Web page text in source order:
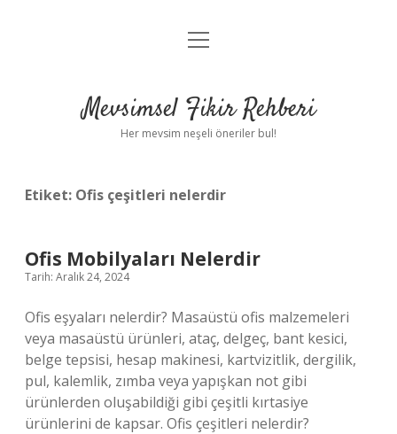
Anasayfa
Yasal Uyarı
menüyü
Mevsimsel Fikir Rehberi
Her mevsim neşeli öneriler bul!
Etiket: Ofis çeşitleri nelerdir
Ofis Mobilyaları Nelerdir
Tarih: Aralık 24, 2024
Ofis eşyaları nelerdir? Masaüstü ofis malzemeleri
veya masaüstü ürünleri, ataç, delgeç, bant kesici,
belge tepsisi, hesap makinesi, kartvizitlik, dergilik,
pul, kalemlik, zımba veya yapışkan not gibi
ürünlerden oluşabildiği gibi çeşitli kırtasiye
ürünlerini de kapsar. Ofis çeşitleri nelerdir?